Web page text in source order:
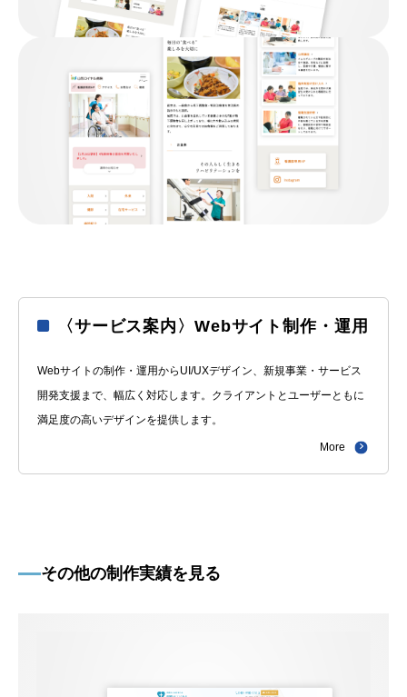
〈サービス案内〉Webサイト制作・運用
Webサイトの制作・運用からUI/UXデザイン、新規事業・サービス
開発支援まで、幅広く対応します。クライアントとユーザーともに
満足度の高いデザインを提供します。
More
その他の制作実績を見る